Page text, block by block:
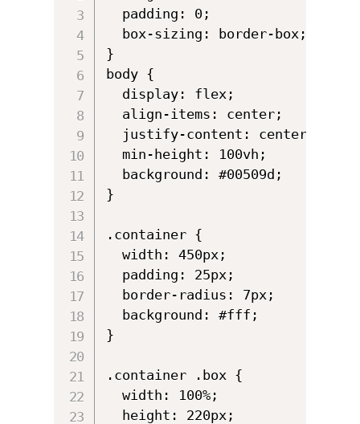
  padding: 0;
  box-sizing: border-box;
}
body {
  display: flex;
  align-items: center;
  justify-content: center;
  min-height: 100vh;
  background: #00509d;
}
.container {
  width: 450px;
  padding: 25px;
  border-radius: 7px;
  background: #fff;
}
.container .box {
  width: 100%;
  height: 220px;